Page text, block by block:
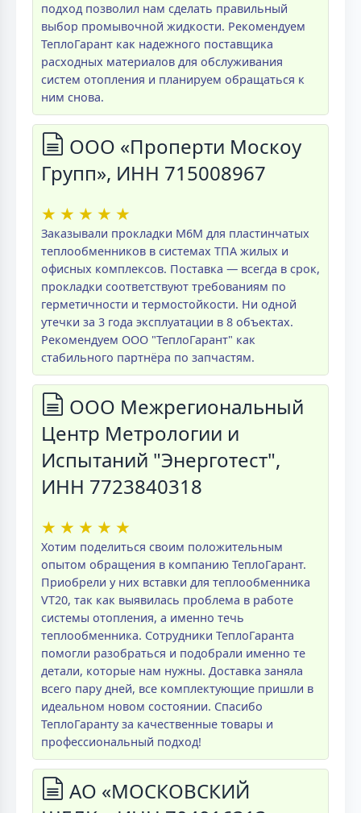
подход позволил нам сделать правильный
выбор промывочной жидкости. Рекомендуем
ТеплоГарант как надежного поставщика
расходных материалов для обслуживания
систем отопления и планируем обращаться к
ним снова.
ООО «Проперти Москоу
Групп», ИНН 715008967
★ ★ ★ ★ ★
Заказывали прокладки M6M для пластинчатых
теплообменников в системах ТПА жилых и
офисных комплексов. Поставка — всегда в срок,
прокладки соответствуют требованиям по
герметичности и термостойкости. Ни одной
утечки за 3 года эксплуатации в 8 объектах.
Рекомендуем ООО "ТеплоГарант" как
стабильного партнёра по запчастям.
ООО Межрегиональный
Центр Метрологии и
Испытаний "Энерготест",
ИНН 7723840318
★ ★ ★ ★ ★
Хотим поделиться своим положительным
опытом обращения в компанию ТеплоГарант.
Приобрели у них вставки для теплообменника
VT20, так как выявилась проблема в работе
системы отопления, а именно течь
теплообменника. Сотрудники ТеплоГаранта
помогли разобраться и подобрали именно те
детали, которые нам нужны. Доставка заняла
всего пару дней, все комплектующие пришли в
идеальном новом состоянии. Спасибо
ТеплоГаранту за качественные товары и
профессиональный подход!
АО «МОСКОВСКИЙ